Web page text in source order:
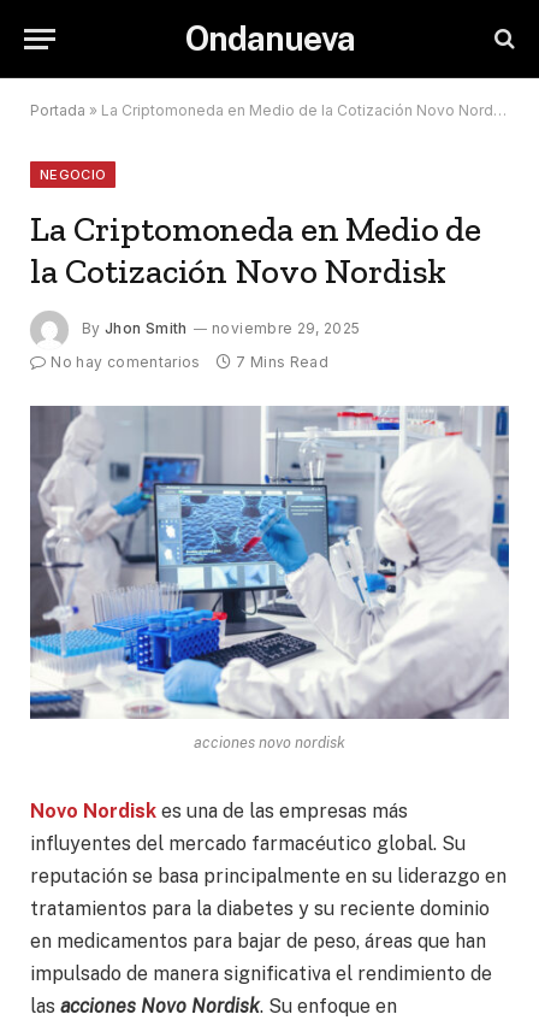
Ondanueva
Portada » La Criptomoneda en Medio de la Cotización Novo Nordisk
NEGOCIO
La Criptomoneda en Medio de
la Cotización Novo Nordisk
By Jhon Smith
noviembre 29, 2025
No hay comentarios
7 Mins Read
acciones novo nordisk
Novo Nordisk es una de las empresas más
influyentes del mercado farmacéutico global. Su
reputación se basa principalmente en su liderazgo en
tratamientos para la diabetes y su reciente dominio
en medicamentos para bajar de peso, áreas que han
impulsado de manera significativa el rendimiento de
las acciones Novo Nordisk. Su enfoque en